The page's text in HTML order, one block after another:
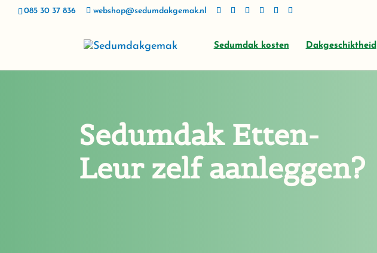
085 30 37 836 webshop@sedumdakgemak.nl
Sedumdak kosten Dakgeschiktheid
Sedumdak Etten-
Leur zelf aanleggen?